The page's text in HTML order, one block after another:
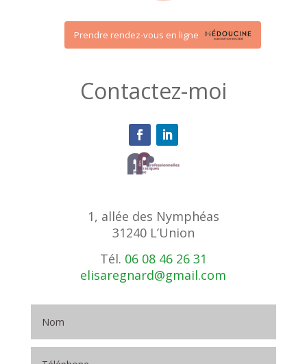
Prendre rendez-vous en ligne
Contactez-moi
1, allée des Nymphéas
31240 L’Union
Tél. 06 08 46 26 31
elisaregnard@gmail.com